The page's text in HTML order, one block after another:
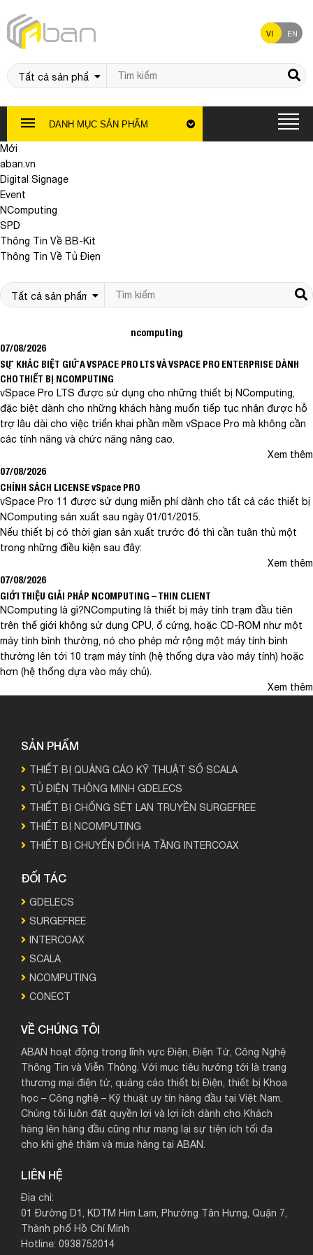
VI EN
DANH MỤC SẢN PHẨM
Mới
aban.vn
Digital Signage
Event
NComputing
SPD
Thông Tin Về BB-Kit
Thông Tin Về Tủ Điẹn
ncomputing
07/08/2026
SỰ KHÁC BIỆT GIỮA VSPACE PRO LTS VÀ VSPACE PRO ENTERPRISE DÀNH
CHO THIẾT BỊ NCOMPUTING
vSpace Pro LTS được sử dụng cho những thiết bị NComputing,
đặc biệt dành cho những khách hàng muốn tiếp tục nhận được hỗ
trợ lâu dài cho việc triển khai phần mềm vSpace Pro mà không cần
các tính năng và chức năng nâng cao.
Xem thêm
07/08/2026
CHÍNH SÁCH LICENSE vSpace PRO
vSpace Pro 11 được sử dụng miễn phí dành cho tất cả các thiết bị
NComputing sản xuất sau ngày 01/01/2015.
Nếu thiết bị có thời gian sản xuất trước đó thì cần tuân thủ một
trong những điều kiện sau đây:
Xem thêm
07/08/2026
GIỚI THIỆU GIẢI PHÁP NCOMPUTING – THIN CLIENT
NComputing là gì?NComputing là thiết bị máy tính trạm đầu tiên
trên thế giới không sử dụng CPU, ổ cứng, hoặc CD-ROM như một
máy tính bình thường, nó cho phép mở rộng một máy tính bình
thường lên tới 10 trạm máy tính (hệ thống dựa vào máy tính) hoặc
hơn (hệ thống dựa vào máy chủ).
Xem thêm
SẢN PHẨM
THIẾT BỊ QUẢNG CÁO KỸ THUẬT SỐ SCALA
TỦ ĐIỆN THÔNG MINH GDELECS
THIẾT BỊ CHỐNG SÉT LAN TRUYỀN SURGEFREE
THIẾT BỊ NCOMPUTING
THIẾT BỊ CHUYỂN ĐỔI HẠ TẦNG INTERCOAX
ĐỐI TÁC
GDELECS
SURGEFREE
INTERCOAX
SCALA
NCOMPUTING
CONECT
VỀ CHÚNG TÔI
ABAN hoạt động trong lĩnh vực Điện, Điện Tử, Công Nghệ
Thông Tin và Viễn Thông. Với mục tiêu hướng tới là trang
thương mại điện tử, quảng cáo thiết bị Điện, thiết bị Khoa
học – Công nghệ – Kỹ thuật uy tín hàng đầu tại Việt Nam.
Chúng tôi luôn đặt quyền lợi và lợi ích dành cho Khách
hàng lên hàng đầu cũng như mang lại sự tiện ích tối đa
cho khi ghé thăm và mua hàng tại ABAN.
LIÊN HỆ
Địa chỉ:
01 Đường D1, KDTM Him Lam, Phường Tân Hưng, Quận 7,
Thành phố Hồ Chí Minh
Hotline: 0938752014